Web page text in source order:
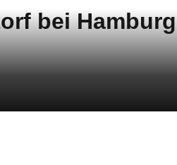
bei Hamburg